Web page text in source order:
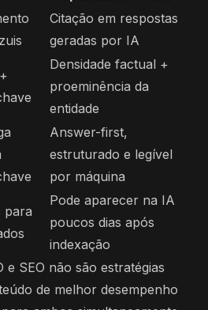
Citação em respostas
geradas por IA
Densidade factual +
proeminência da
entidade
Answer-first,
estruturado e legível
por máquina
para
Pode aparecer na IA
poucos dias após
indexação
e SEO não são estratégias
de melhor desempenho